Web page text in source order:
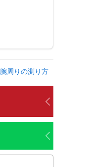
腕周りの測り方